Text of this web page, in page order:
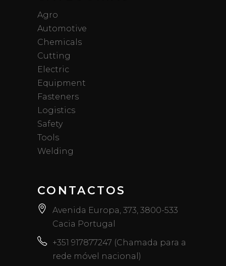
Agro
Automotive
Chemicals
Cutting
Electric
Equipment
Fasteners
Logistics
Safety
Tools
Welding
CONTACTOS
Avenida Europa, 373, 3800-533
Cacia Portugal
+351 917877247 (Chamada para a
rede móvel nacional)